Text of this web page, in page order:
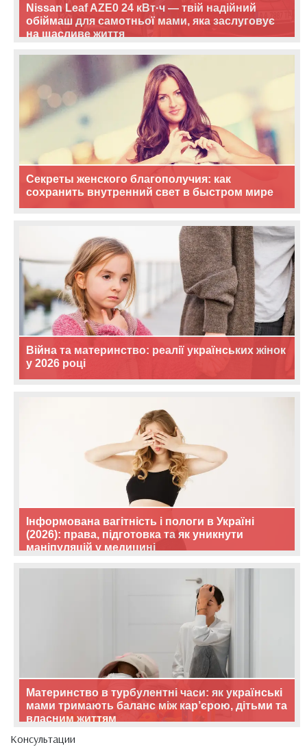
Nissan Leaf AZE0 24 кВт·ч — твій надійний
обіймаш для самотньої мами, яка заслуговує
на щасливе життя
Секреты женского благополучия: как
сохранить внутренний свет в быстром мире
Війна та материнство: реалії українських жінок
у 2026 році
Інформована вагітність і пологи в Україні
(2026): права, підготовка та як уникнути
маніпуляцій у медицині
Материнство в турбулентні часи: як українські
мами тримають баланс між кар’єрою, дітьми та
власним життям
Консультации